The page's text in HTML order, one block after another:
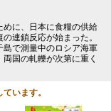
めに、日本に食糧の供給
連鎖反応が始まった。
島で測量中のロシア海軍
国の軋轢が次第に重く
います。